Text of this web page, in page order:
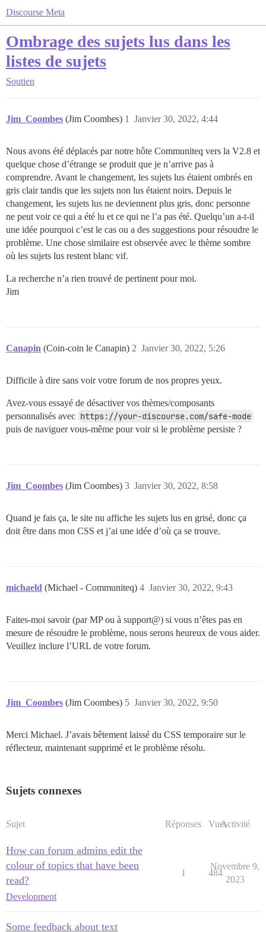
Discourse Meta
Ombrage des sujets lus dans les
listes de sujets
Soutien
Jim_Coombes (Jim Coombes) Janvier 30, 2022, 4:44
1
Nous avons été déplacés par notre hôte Communiteq vers la V2.8 et
quelque chose d’étrange se produit que je n’arrive pas à
comprendre. Avant le changement, les sujets lus étaient ombrés en
gris clair tandis que les sujets non lus étaient noirs. Depuis le
changement, les sujets lus ne deviennent plus gris, donc personne
ne peut voir ce qui a été lu et ce qui ne l’a pas été. Quelqu’un a-t-il
une idée pourquoi c’est le cas ou a des suggestions pour résoudre le
problème. Une chose similaire est observée avec le thème sombre
où les sujets lus restent blanc vif.
La recherche n’a rien trouvé de pertinent pour moi.
Jim
Canapin (Coin-coin le Canapin) Janvier 30, 2022, 5:26
2
Difficile à dire sans voir votre forum de nos propres yeux.
Avez-vous essayé de désactiver vos thèmes/composants
personnalisés avec https://your-discourse.com/safe-mode
puis de naviguer vous-même pour voir si le problème persiste ?
Jim_Coombes (Jim Coombes) Janvier 30, 2022, 8:58
3
Quand je fais ça, le site nu affiche les sujets lus en grisé, donc ça
doit être dans mon CSS et j’ai une idée d’où ça se trouve.
michaeld (Michael - Communiteq) Janvier 30, 2022, 9:43
4
Faites-moi savoir (par MP ou à support@) si vous n’êtes pas en
mesure de résoudre le problème, nous serons heureux de vous aider.
Veuillez inclure l’URL de votre forum.
Jim_Coombes (Jim Coombes) Janvier 30, 2022, 9:50
5
Merci Michael. J’avais bêtement laissé du CSS temporaire sur le
réflecteur, maintenant supprimé et le problème résolu.
Sujets connexes
Sujet Réponses VuesActivité
How can forum admins edit the
colour of topics that have been
read?
Development
1 484
Novembre 9,
2023
Some feedback about text